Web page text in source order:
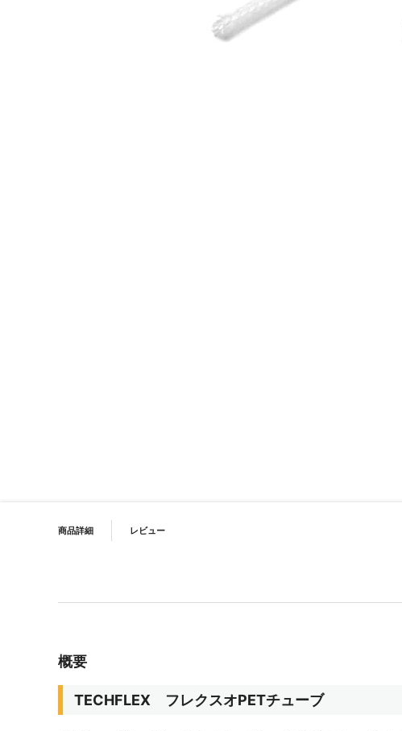
商品詳細 レビュー
概要
TECHFLEX フレクスオPETチューブ